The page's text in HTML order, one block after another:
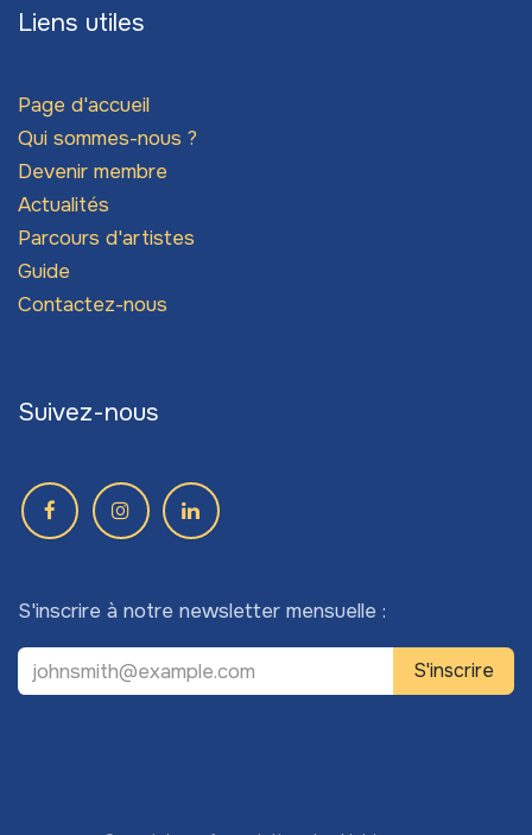
Liens utiles
Page d'accueil
Qui sommes-nous ?
Devenir membre
Actualités
Parcours d'artistes
Guide
Contactez-nous
Suivez-nous
S'inscrire à notre newsletter mensuelle :
S'inscrire